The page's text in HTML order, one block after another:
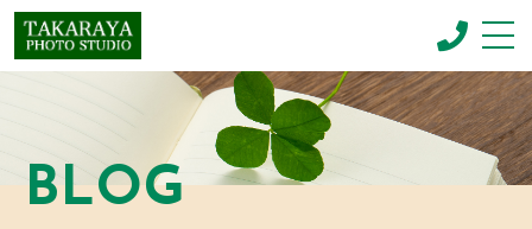
CONCEPT
コンセプト
NEWBORN PHOTO
ニューボーンフォト
BLOG